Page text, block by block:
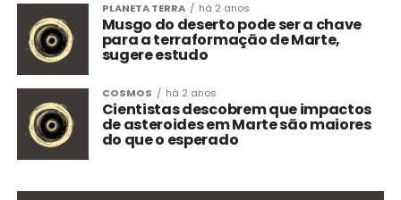
PLANETA TERRA há 2 anos
Musgo do deserto pode ser a chave
para a terraformação de Marte,
sugere estudo
COSMOS há 2 anos
Cientistas descobrem que impactos
de asteroides em Marte são maiores
do que o esperado